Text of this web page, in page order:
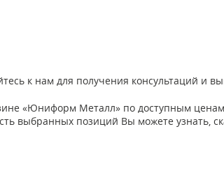
к нам для получения консультаций и
«Юниформ Металл» по доступным ценам
выбранных позиций Вы можете узнать,